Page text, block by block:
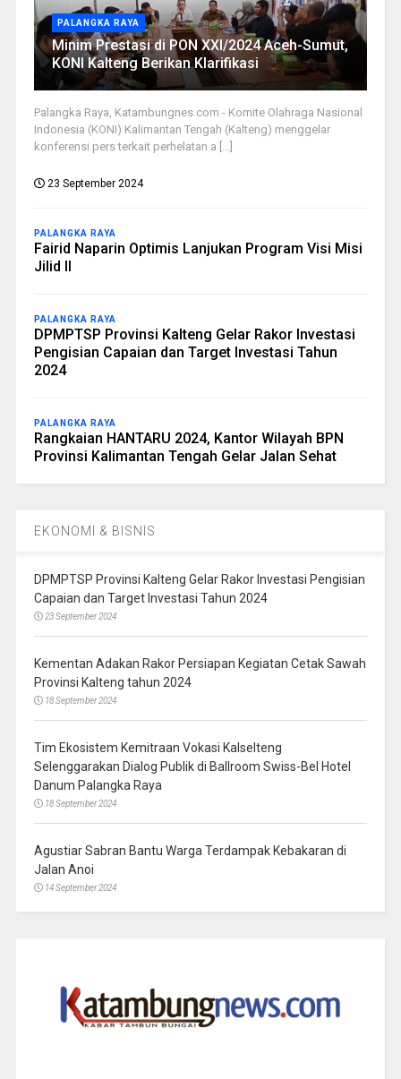
PALANGKA RAYA
Minim Prestasi di PON XXI/2024 Aceh-Sumut,
KONI Kalteng Berikan Klarifikasi
Palangka Raya, Katambungnes.com - Komite Olahraga Nasional
Indonesia (KONI) Kalimantan Tengah (Kalteng) menggelar
konferensi pers terkait perhelatan a [...]
23 September 2024
PALANGKA RAYA
Fairid Naparin Optimis Lanjukan Program Visi Misi
Jilid II
PALANGKA RAYA
DPMPTSP Provinsi Kalteng Gelar Rakor Investasi
Pengisian Capaian dan Target Investasi Tahun
2024
PALANGKA RAYA
Rangkaian HANTARU 2024, Kantor Wilayah BPN
Provinsi Kalimantan Tengah Gelar Jalan Sehat
EKONOMI & BISNIS
DPMPTSP Provinsi Kalteng Gelar Rakor Investasi Pengisian
Capaian dan Target Investasi Tahun 2024
23 September 2024
Kementan Adakan Rakor Persiapan Kegiatan Cetak Sawah
Provinsi Kalteng tahun 2024
18 September 2024
Tim Ekosistem Kemitraan Vokasi Kalselteng
Selenggarakan Dialog Publik di Ballroom Swiss-Bel Hotel
Danum Palangka Raya
18 September 2024
Agustiar Sabran Bantu Warga Terdampak Kebakaran di
Jalan Anoi
14 September 2024